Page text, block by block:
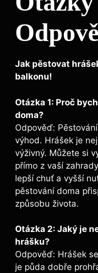
Jak pěstovat
balkonu!
Otázka 1: Proč
doma?
Odpověď:
výhod. Hrášek je
výživný. Můžete si
přímo z vaší
lepší chuť a vyšší
pěstování doma
způsobu života.
Otázka 2: Jaký je
hrášku?
Odpověď: Hrášek
je půda dobře